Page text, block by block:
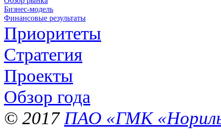
Бизнес-модель
Финансовые результаты
Приоритеты
Стратегия
Проекты
Обзор года
© 2017 ПАО «ГМК